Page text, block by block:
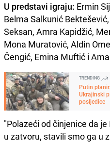
U predstavi igraju: Ermin
Belma Salkunić
Seksan, Amra Kapidžić,
Mona Muratović, Aldin
Čengić, Emina Muftić i
TRENDING
Putin
Ukrajinski
posljedice
"Polazeći od činjenice da
u zatvoru, stavili smo ga u